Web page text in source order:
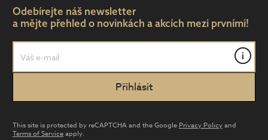
Odebírejte náš newsletter
a mějte přehled o novinkách a akcích mezi prvními!
i
This site is protected by reCAPTCHA and the Google Privacy Policyand
Terms of Serviceapply.